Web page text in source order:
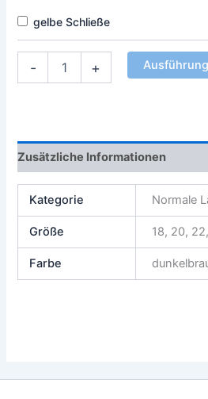
gelbe Schließe
- +
Zusätzliche Informationen
Kategorie Normale
Größe 18, 20,
Farbe